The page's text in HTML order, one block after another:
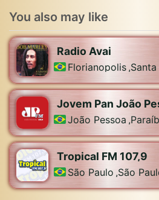
You also may like
Radio Avai
Florianopolis ,
Jovem Pan João
João Pessoa ,
Tropical FM 107,9
São Paulo ,São